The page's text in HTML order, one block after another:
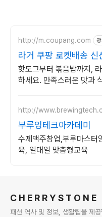
http://m.coupang.com
라거 쿠팡 로켓배송 신
핫도그부터 볶음밥까지,
하세요. 만족스러운 맛과
http://
부루잉테크아카데미
수제맥주창업,부루마스터
육, 일대일 맞춤형교육
C H E R R Y S T O N E
패션 역사 및 정보, 생활팁을 제